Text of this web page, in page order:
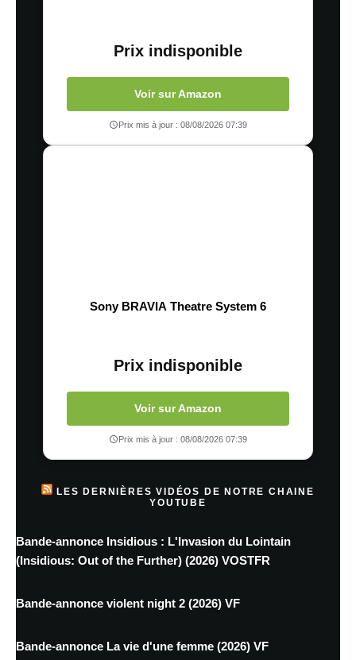
Prix indisponible
Voir sur Amazon
Prix mis à jour : 08/08/2026 07:39
Sony BRAVIA Theatre System 6
Prix indisponible
Voir sur Amazon
Prix mis à jour : 08/08/2026 07:39
LES DERNIÈRES VIDÉOS DE NOTRE CHAINE
YOUTUBE
Bande-annonce Insidious : L'Invasion du Lointain
(Insidious: Out of the Further) (2026) VOSTFR
Bande-annonce violent night 2 (2026) VF
Bande-annonce La vie d'une femme (2026) VF